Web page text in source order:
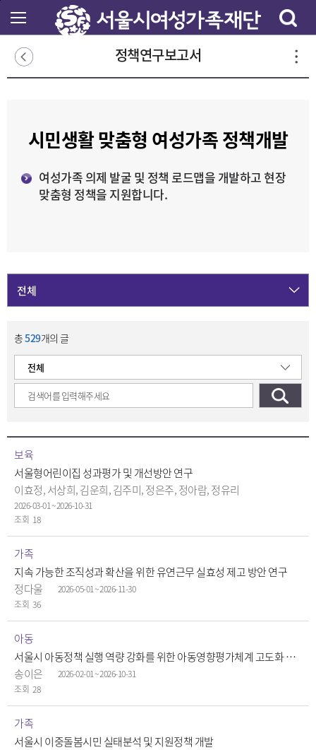
바
기
정책연구보고서
시민생활 맞춤형 여성가족 정책개발
여성가족 의제 발굴 및 정책 로드맵을 개발하고 현장
맞춤형 정책을 지원합니다.
전체
총529개의 글
보육
서울형어린이집 성과평가 및 개선방안 연구
이효정, 서상희, 김운희, 김주미, 정은주, 정아람, 정유리
2026-03-01 ~ 2026-10-31
18
가족
지속 가능한 조직성과 확산을 위한 유연근무 실효성 제고 방안 연구
정다울
2026-05-01 ~ 2026-11-30
36
아동
서울시 아동정책 실행 역량 강화를 위한 아동영향평가체계 고도화 방안
송이은
2026-02-01 ~ 2026-10-31
28
가족
서울시 이중돌봄시민 실태분석 및 지원정책 개발